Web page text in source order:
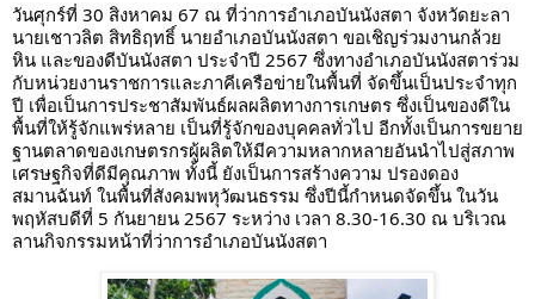
วันศุกร์ที่ 30 สิงหาคม 67 ณ ที่ว่าการอำเภอบันนังสตา จังหวัดยะลา
นายเชาวลิต สิทธิฤทธิ์ นายอำเภอบันนังสตา ขอเชิญร่วมงานกล้วย
หิน และของดีบันนังสตา ประจำปี 2567 ซึ่งทางอำเภอบันนังสตาร่วม
กับหน่วยงานราชการและภาคีเครือข่ายในพื้นที่ จัดขึ้นเป็นประจำทุก
ปี เพื่อเป็นการประชาสัมพันธ์ผลผลิตทางการเกษตร ซึ่งเป็นของดีใน
พื้นที่ให้รู้จักแพร่หลาย เป็นที่รู้จักของบุคคลทั่วไป อีกทั้งเป็นการขยาย
ฐานตลาดของเกษตรกรผู้ผลิตให้มีความหลากหลายอันนำไปสู่สภาพ
เศรษฐกิจที่ดีมีคุณภาพ ทั้งนี้ ยังเป็นการสร้างความ ปรองดอง
สมานฉันท์ ในพื้นที่สังคมพหุวัฒนธรรม ซึ่งปีนี้กำหนดจัดขึ้น ในวัน
พฤหัสบดีที่ 5 กันยายน 2567 ระหว่าง เวลา 8.30-16.30 ณ บริเวณ
ลานกิจกรรมหน้าที่ว่าการอำเภอบันนังสตา